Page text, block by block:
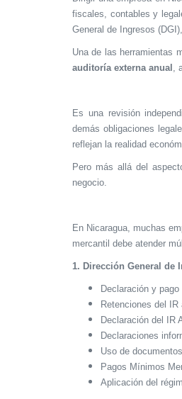
fiscales, contables y
General de Ingresos
Una de las herramientas
auditoría externa anual ,
Es una revisión
demás obligaciones
reflejan la realidad
Pero más allá del
negocio.
En Nicaragua, muchas
mercantil debe atender
1. Dirección General de
Declaración y
Retenciones del
Declaración del IR
Declaraciones
Uso de
Pagos Mínimos
Aplicación del